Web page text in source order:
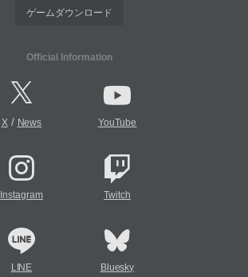
ゲームダウンロード
Official Information
X/ News YouTube
Instagram Twitch
LINE Bluesky